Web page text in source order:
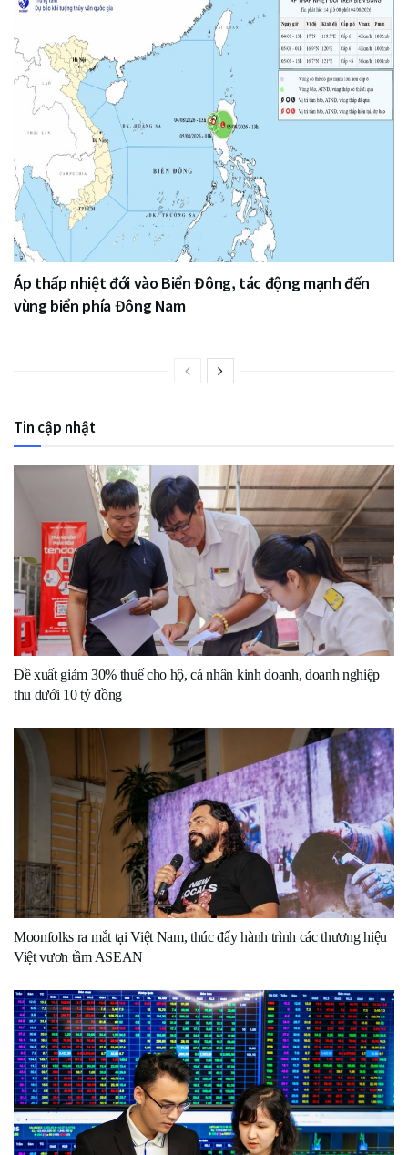
Áp thấp nhiệt đới vào Biển Đông, tác động mạnh đến
vùng biển phía Đông Nam
Tin cập nhật
Đề xuất giảm 30% thuế cho hộ, cá nhân kinh doanh, doanh nghiệp
thu dưới 10 tỷ đồng
Moonfolks ra mắt tại Việt Nam, thúc đẩy hành trình các thương hiệu
Việt vươn tầm ASEAN